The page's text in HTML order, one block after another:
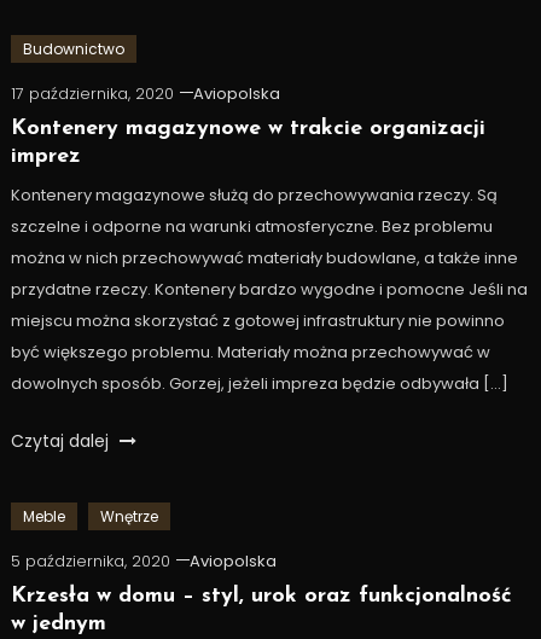
Budownictwo
17 października, 2020
Aviopolska
Kontenery magazynowe w trakcie organizacji
imprez
Kontenery magazynowe służą do przechowywania rzeczy. Są
szczelne i odporne na warunki atmosferyczne. Bez problemu
można w nich przechowywać materiały budowlane, a także inne
przydatne rzeczy. Kontenery bardzo wygodne i pomocne Jeśli na
miejscu można skorzystać z gotowej infrastruktury nie powinno
być większego problemu. Materiały można przechowywać w
dowolnych sposób. Gorzej, jeżeli impreza będzie odbywała […]
Czytaj dalej
Meble Wnętrze
5 października, 2020
Aviopolska
Krzesła w domu – styl, urok oraz funkcjonalność
w jednym